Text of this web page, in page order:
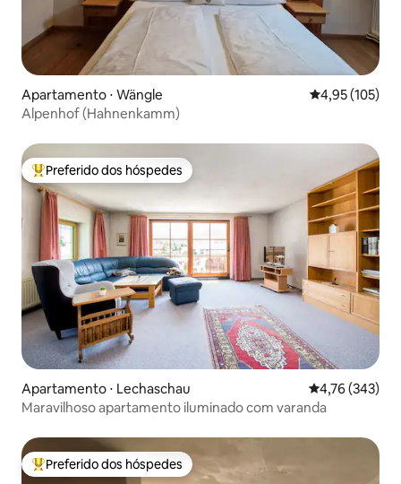
Apartamento ⋅ Wängle 4,95 de uma
4,95 (105)
Alpenhof (Hahnenkamm)
Entre os melhores preferidos dos hóspedes
Preferido dos hóspedes
Apartamento ⋅ Lechaschau 4,76 de uma
4,76 (343)
Maravilhoso apartamento iluminado com varanda
Entre os melhores preferidos dos hóspedes
Preferido dos hóspedes